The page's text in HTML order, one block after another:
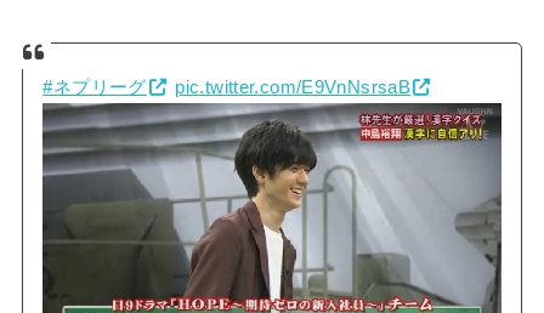
#ネプリーグ pic.twitter.com/E9VnNsrsaB